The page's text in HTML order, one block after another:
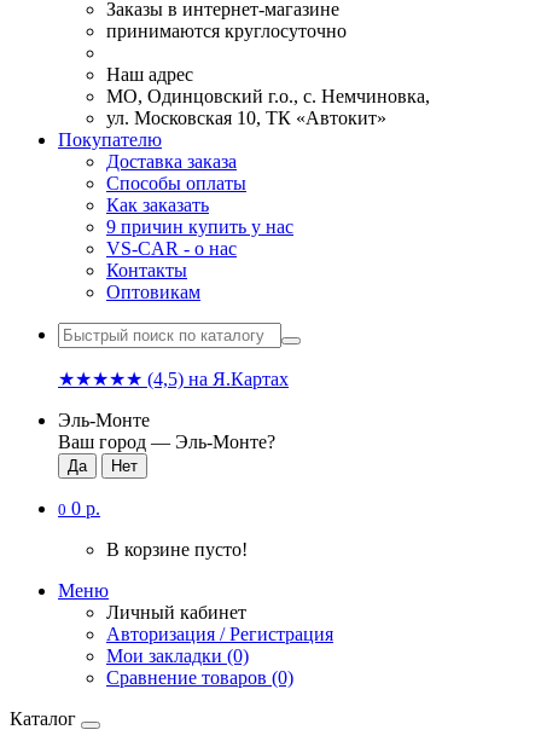
Заказы в интернет-магазине
принимаются круглосуточно
Наш адрес
МО, Одинцовский г.о., с. Немчиновка,
ул. Московская 10, ТК «Автокит»
Покупателю
Доставка заказа
Способы оплаты
Как заказать
9 причин купить у нас
VS-CAR - о нас
Контакты
Оптовикам
★★★★★ (4,5) на Я.Картах
Эль-Монте
Ваш город — Эль-Монте?
0 0 р.
В корзине пусто!
Меню
Личный кабинет
Авторизация / Регистрация
Мои закладки (0)
Сравнение товаров (0)
Каталог